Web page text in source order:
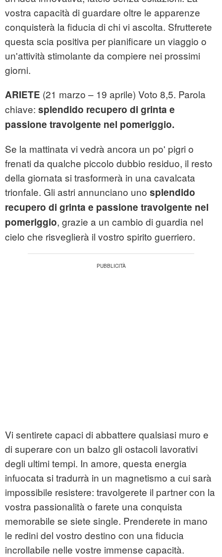
vostra capacità di guardare oltre le apparenze
conquisterà la fiducia di chi vi ascolta. Sfrutterete
questa scia positiva per pianificare un viaggio o
un'attività stimolante da compiere nei prossimi
giorni.
ARIETE (21 marzo – 19 aprile) Voto 8,5. Parola
chiave: splendido recupero di grinta e
passione travolgente nel pomeriggio.
Se la mattinata vi vedrà ancora un po' pigri o
frenati da qualche piccolo dubbio residuo, il resto
della giornata si trasformerà in una cavalcata
trionfale. Gli astri annunciano uno splendido
recupero di grinta e passione travolgente nel
pomeriggio, grazie a un cambio di guardia nel
cielo che risveglierà il vostro spirito guerriero.
Vi sentirete capaci di abbattere qualsiasi muro e
di superare con un balzo gli ostacoli lavorativi
degli ultimi tempi. In amore, questa energia
infuocata si tradurrà in un magnetismo a cui sarà
impossibile resistere: travolgerete il partner con la
vostra passionalità o farete una conquista
memorabile se siete single. Prenderete in mano
le redini del vostro destino con una fiducia
incrollabile nelle vostre immense capacità.